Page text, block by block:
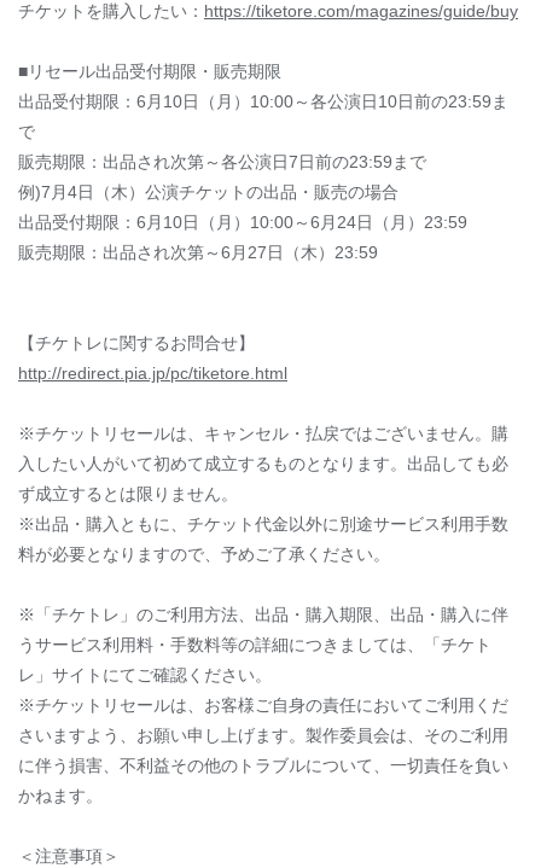
チケットを購入したい： https://tiketore.com/magazines/guide/buy
■リセール出品受付期限・販売期限
出品受付期限：6月10日（月）10:00～各公演日10日前の23:59ま
で
販売期限：出品され次第～各公演日7日前の23:59まで
例)7月4日（木）公演チケットの出品・販売の場合
出品受付期限：6月10日（月）10:00～6月24日（月）23:59
販売期限：出品され次第～6月27日（木）23:59
【チケトレに関するお問合せ】
http://redirect.pia.jp/pc/tiketore.html
※チケットリセールは、キャンセル・払戻ではございません。購
入したい人がいて初めて成立するものとなります。出品しても必
ず成立するとは限りません。
※出品・購入ともに、チケット代金以外に別途サービス利用手数
料が必要となりますので、予めご了承ください。
※「チケトレ」のご利用方法、出品・購入期限、出品・購入に伴
うサービス利用料・手数料等の詳細につきましては、「チケト
レ」サイトにてご確認ください。
※チケットリセールは、お客様ご自身の責任においてご利用くだ
さいますよう、お願い申し上げます。製作委員会は、そのご利用
に伴う損害、不利益その他のトラブルについて、一切責任を負い
かねます。
＜注意事項＞